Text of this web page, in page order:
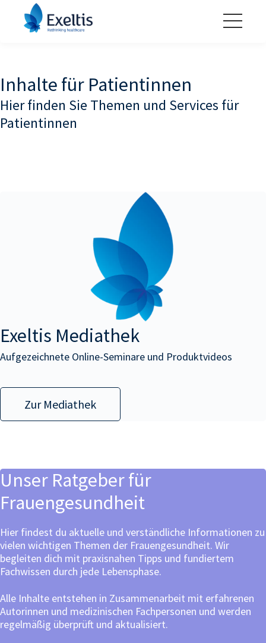
Inhalte für Patientinnen
Hier finden Sie Themen und Services für
Patientinnen
Exeltis Mediathek
Aufgezeichnete Online-Seminare und Produktvideos
Zur Mediathek
Unser Ratgeber für
Frauengesundheit
Hier findest du aktuelle und verständliche Informationen zu
vielen wichtigen Themen der Frauengesundheit. Wir
begleiten dich mit praxisnahen Tipps und fundiertem
Fachwissen durch jede Lebensphase.
Alle Inhalte entstehen in Zusammenarbeit mit erfahrenen
Autorinnen und medizinischen Fachpersonen und werden
regelmäßig überprüft und aktualisiert.